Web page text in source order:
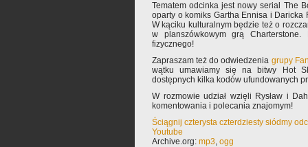
Tematem odcinka jest nowy serial The
oparty o komiks Gartha Ennisa i
W kąciku kulturalnym będzie też o
w planszówkowym grą
fizycznego!
Zapraszam też do odwiedzenia grupy
wątku umawiamy się na bitwy Hot
dostępnych kilka kodów ufundowanych
W rozmowie udział wzięli Rysław i
komentowania i polecania znajomym!
Ściągnij czterysta czterdziesty siódmy
Youtube
Archive.org: mp3, ogg